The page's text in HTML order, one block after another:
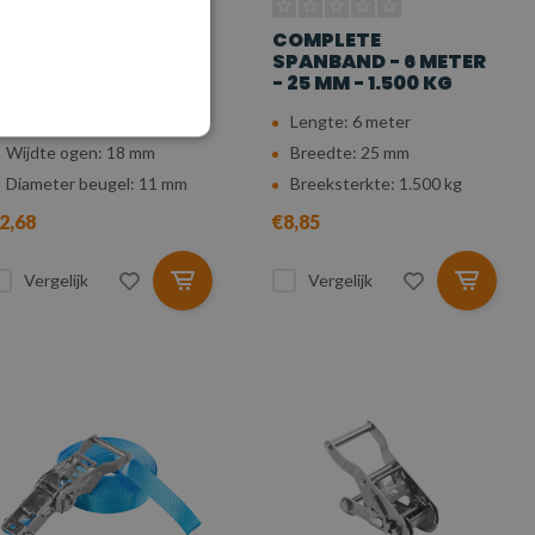
Wijdte ogen: 18 mm
Diameter beugel: 11 mm
Vergelijk
COMPLETE
SPANBAND - 6 METER
- 25 MM - 1.500 KG
Lengte: 6 meter
Breedte: 25 mm
Breeksterkte: 1.500 kg
€8,85
Vergelijk